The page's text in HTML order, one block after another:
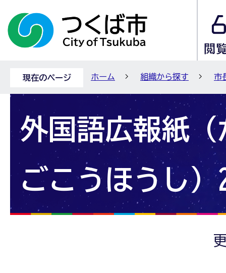
現在のページ ホーム 組織から探す 市
外国語広報紙（
ごこうほうし）